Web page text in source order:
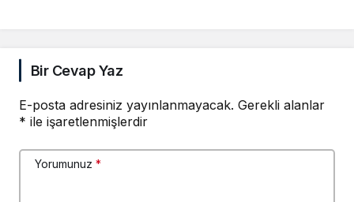
Bir Cevap Yaz
E-posta adresiniz yayınlanmayacak. Gerekli alanlar
* ile işaretlenmişlerdir
Yorumunuz *